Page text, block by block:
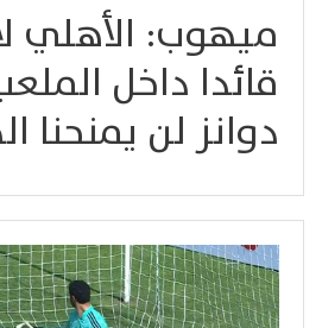
ميهوب: الأهلي
قائدا داخل
دوانز لن يمنحنا